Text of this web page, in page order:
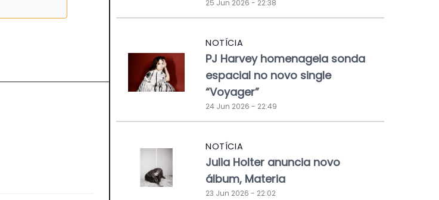
25 Jun 2026 - 22:38
NOTÍCIA
PJ Harvey homenageia sonda
espacial no novo single
“Voyager”
24 Jun 2026 - 22:49
NOTÍCIA
Julia Holter anuncia novo
álbum, Materia
23 Jun 2026 - 22:02